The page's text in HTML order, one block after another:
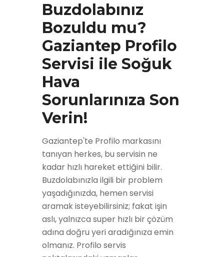
Buzdolabınız
Bozuldu mu?
Gaziantep Profilo
Servisi ile Soğuk
Hava
Sorunlarınıza Son
Verin!
Gaziantep'te Profilo markasını
tanıyan herkes, bu servisin ne
kadar hızlı hareket ettiğini bilir.
Buzdolabınızla ilgili bir problem
yaşadığınızda, hemen servisi
aramak isteyebilirsiniz; fakat işin
aslı, yalnızca super hızlı bir çözüm
adına doğru yeri aradığınıza emin
olmanız. Profilo servis